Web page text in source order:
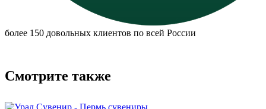
более 150 довольных клиентов по всей России
Смотрите также